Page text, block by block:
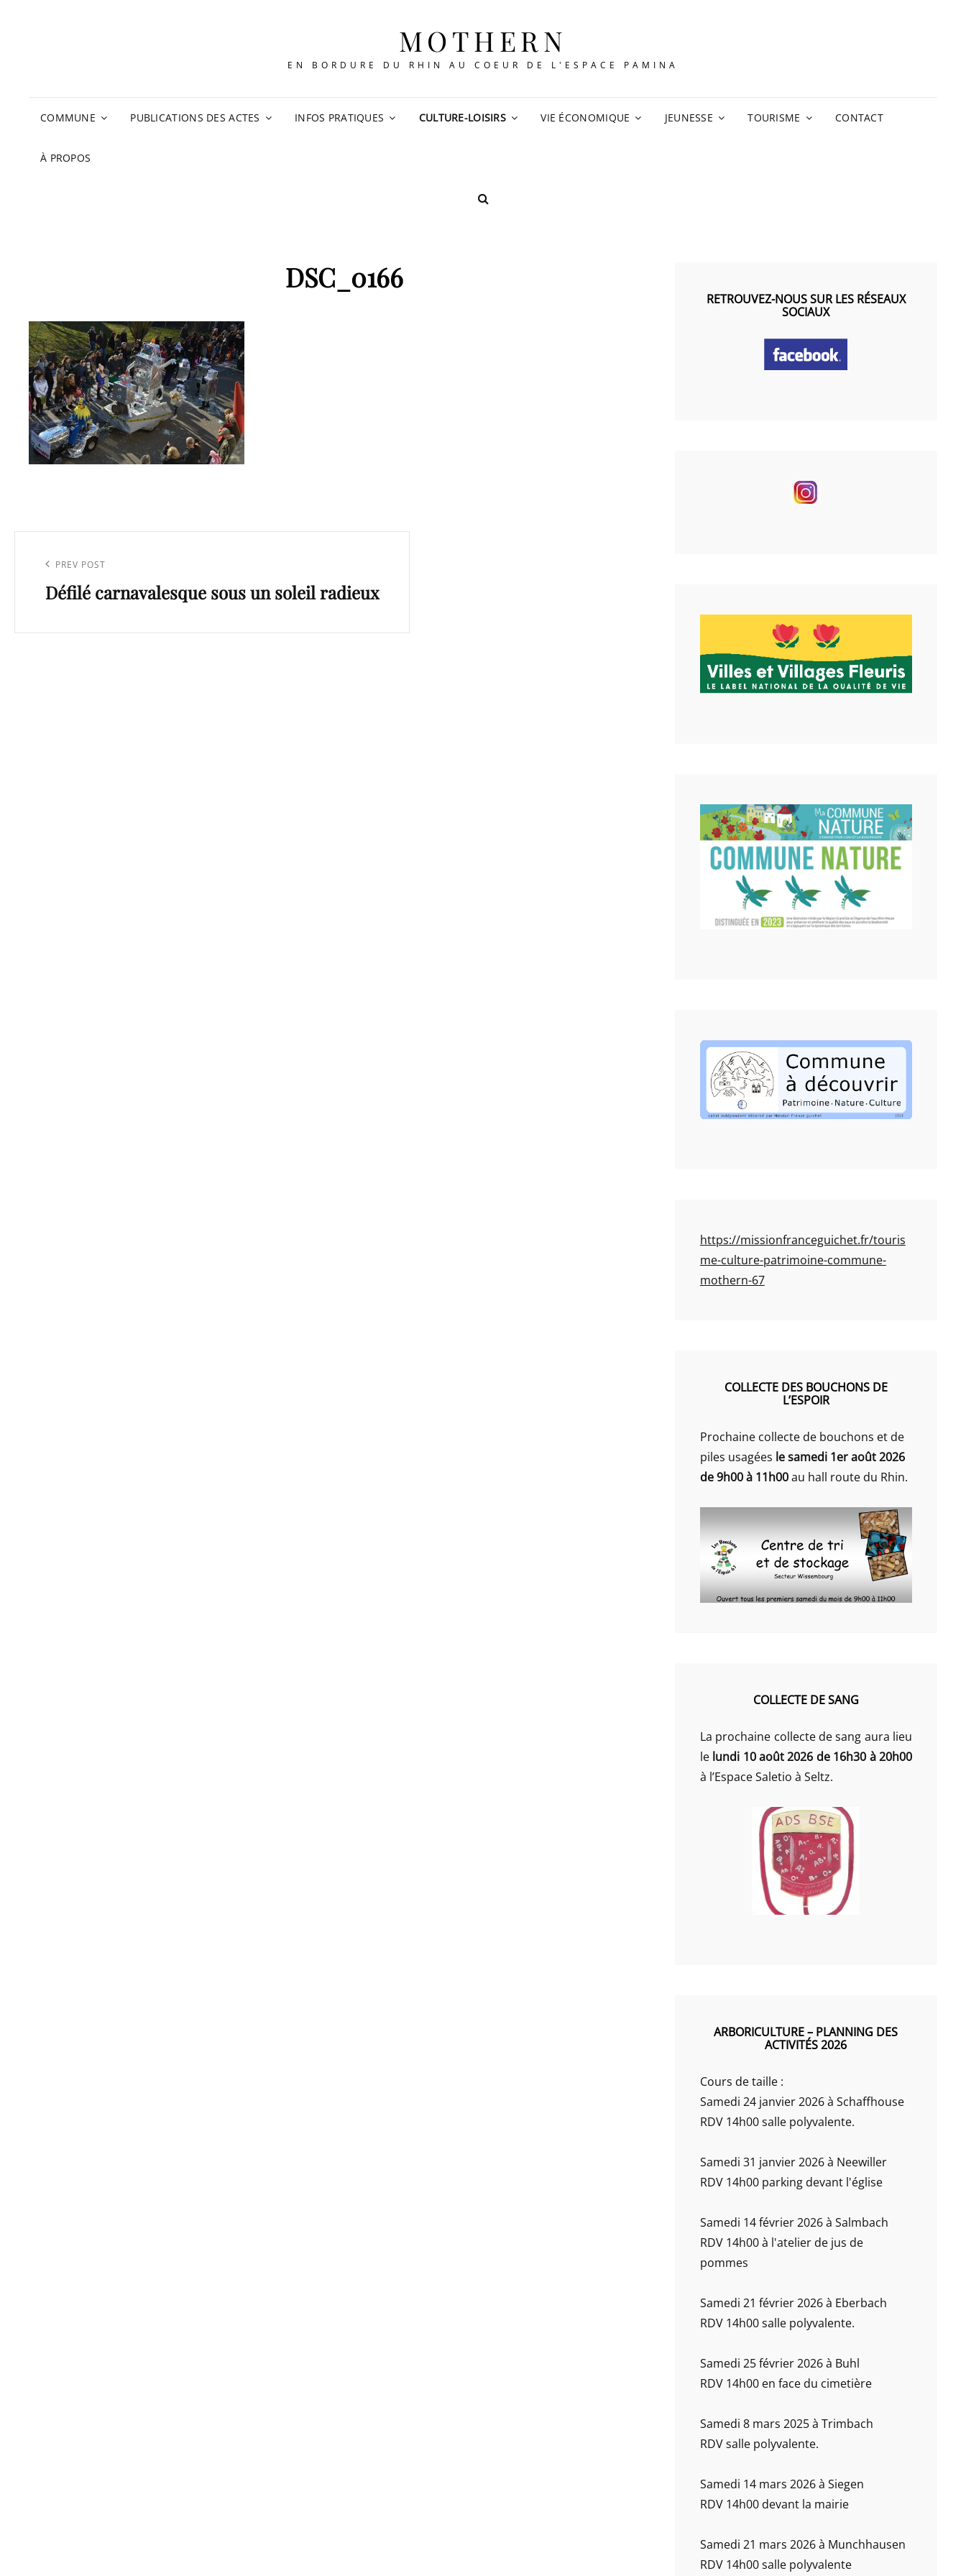
MOTHERN
EN BORDURE DU RHIN AU COEUR DE L'ESPACE PAMINA
COMMUNE PUBLICATIONS DES ACTES INFOS PRATIQUES CULTURE-LOISIRS VIE ÉCONOMIQUE JEUNESSE TOURISME CONTACT
À PROPOS
SEARCH
DSC_0166
l’article
Previous
Post
PREV POST
Défilé carnavalesque sous un soleil radieux
RETROUVEZ-NOUS SUR LES RÉSEAUX
SOCIAUX
https://missionfranceguichet.fr/touris
me-culture-patrimoine-commune-
mothern-67
COLLECTE DES BOUCHONS DE
L’ESPOIR
Prochaine collecte de bouchons et de
piles usagées le samedi 1er août 2026
de 9h00 à 11h00au hall route du Rhin.
COLLECTE DE SANG
La prochaine collecte de sang aura lieu
le lundi 10 août 2026 de 16h30 à 20h00
à l’Espace Saletio à Seltz.
ARBORICULTURE – PLANNING DES
ACTIVITÉS 2026
Cours de taille :
Samedi 24 janvier 2026 à Schaffhouse
RDV 14h00 salle polyvalente.
Samedi 31 janvier 2026 à Neewiller
RDV 14h00 parking devant l'église
Samedi 14 février 2026 à Salmbach
RDV 14h00 à l'atelier de jus de
pommes
Samedi 21 février 2026 à Eberbach
RDV 14h00 salle polyvalente.
Samedi 25 février 2026 à Buhl
RDV 14h00 en face du cimetière
Samedi 8 mars 2025 à Trimbach
RDV salle polyvalente.
Samedi 14 mars 2026 à Siegen
RDV 14h00 devant la mairie
Samedi 21 mars 2026 à Munchhausen
RDV 14h00 salle polyvalente